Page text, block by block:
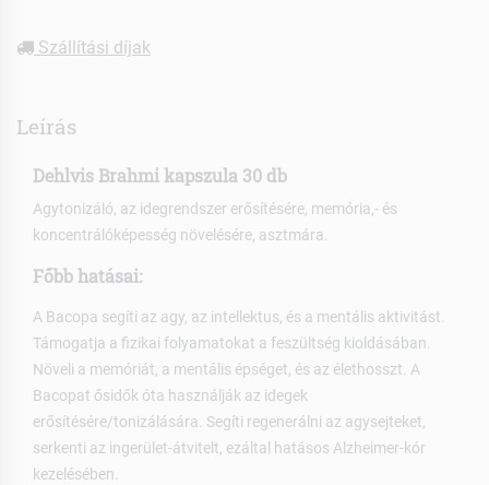
Szállítási díjak
Leírás
Dehlvis Brahmi kapszula 30 db
Agytonizáló, az idegrendszer erősítésére, memória,- és
koncentrálóképesség növelésére, asztmára.
Főbb hatásai:
A Bacopa segíti az agy, az intellektus, és a mentális aktivitást.
Támogatja a fizikai folyamatokat a feszültség kioldásában.
Növeli a memóriát, a mentális épséget, és az élethosszt. A
Bacopat ősidők óta használják az idegek
erősítésére/tonizálására. Segíti regenerálni az agysejteket,
serkenti az ingerület-átvitelt, ezáltal hatásos Alzheimer-kór
kezelésében.